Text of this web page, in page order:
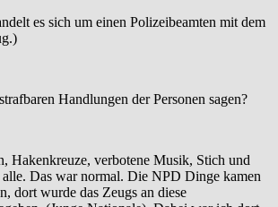
es sich um einen Polizeibeamten mit dem
Handlungen der Personen sagen?
Hakenkreuze, verbotene Musik, Stich und
Das war normal. Die NPD Dinge kamen
dort wurde das Zeugs an diese